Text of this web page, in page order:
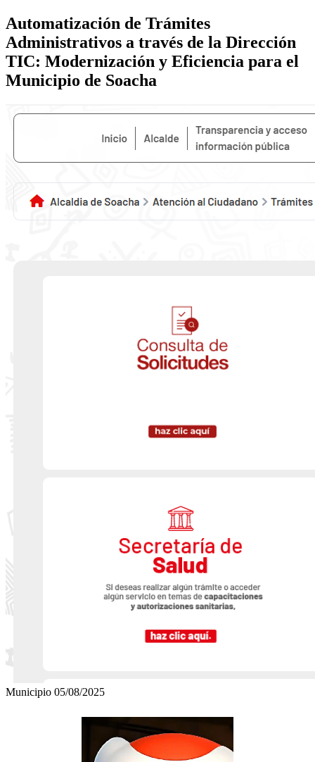
Automatización de Trámites
Administrativos a través de la Dirección
TIC: Modernización y Eficiencia para el
Municipio de Soacha
Municipio 05/08/2025